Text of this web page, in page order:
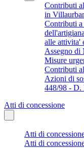
Contributi
in
Contributi a
alle attivita'
Assegno di
Misure
Contributi
Azioni di
448/98 - D.
Atti di concessione
Atti di
Atti di